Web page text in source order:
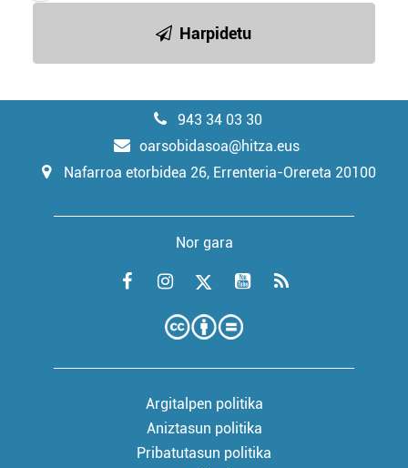
Harpidetu
943 34 03 30
oarsobidasoa@hitza.eus
Nafarroa etorbidea 26, Errenteria-Orereta 20100
Nor gara
Argitalpen politika
Aniztasun politika
Pribatutasun politika